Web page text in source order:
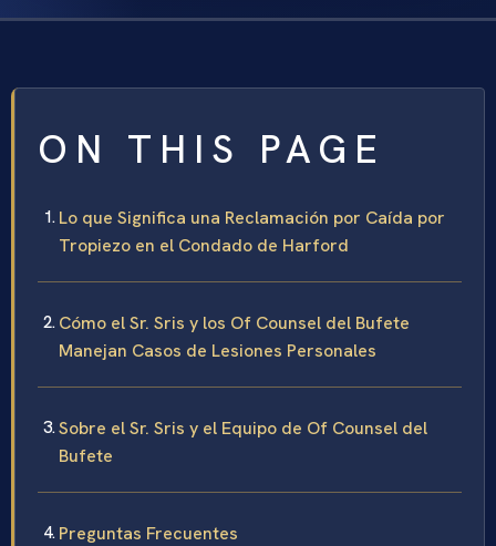
ON THIS PAGE
Lo que Significa una Reclamación por Caída por
Tropiezo en el Condado de Harford
Cómo el Sr. Sris y los Of Counsel del Bufete
Manejan Casos de Lesiones Personales
Sobre el Sr. Sris y el Equipo de Of Counsel del
Bufete
Preguntas Frecuentes